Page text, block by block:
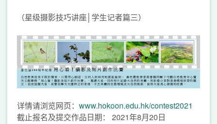
（星级摄影技巧讲座│学生记者篇三）
详情请浏览网页： www.hokoon.edu.hk/contest2021
截止报名及提交作品日期： 2021年8月20日